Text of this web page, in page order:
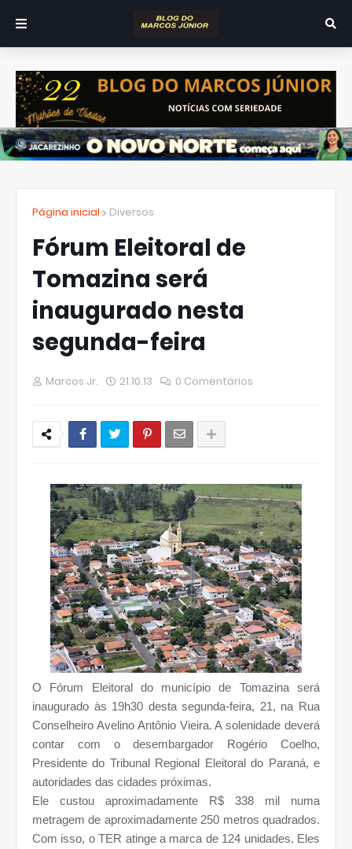
Página inicial Diversos
Fórum Eleitoral de
Tomazina será
inaugurado nesta
segunda-feira
Marcos Jr. 21.10.13 0 Comentários
O Fórum Eleitoral do município de Tomazina será
inaugurado às 19h30 desta segunda-feira, 21, na Rua
Conselheiro Avelino Antônio Vieira. A solenidade deverá
contar com o desembargador Rogério Coelho,
Presidente do Tribunal Regional Eleitoral do Paraná, e
autoridades das cidades próximas.
Ele custou aproximadamente R$ 338 mil numa
metragem de aproximadamente 250 metros quadrados.
Com isso, o TER atinge a marca de 124 unidades. Eles